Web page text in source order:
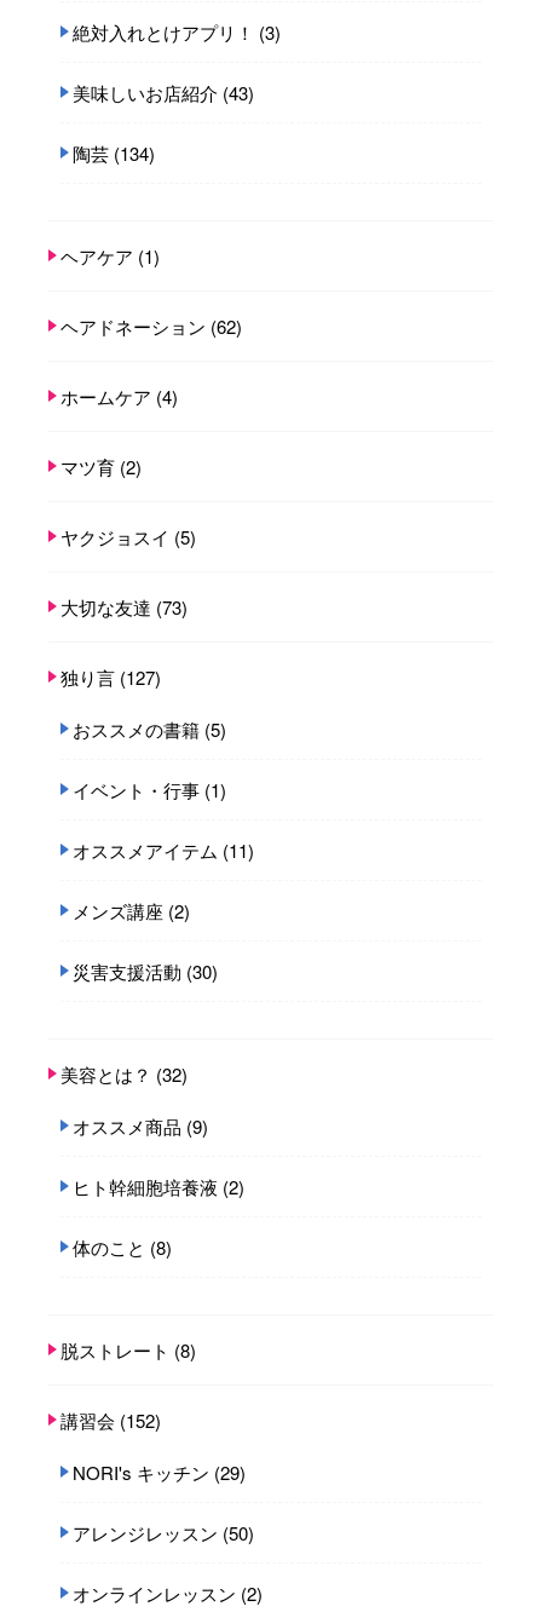
絶対入れとけアプリ！ (3)
美味しいお店紹介 (43)
陶芸 (134)
ヘアケア (1)
ヘアドネーション (62)
ホームケア (4)
マツ育 (2)
ヤクジョスイ (5)
大切な友達 (73)
独り言 (127)
おススメの書籍 (5)
イベント・行事 (1)
オススメアイテム (11)
メンズ講座 (2)
災害支援活動 (30)
美容とは？ (32)
オススメ商品 (9)
ヒト幹細胞培養液 (2)
体のこと (8)
脱ストレート (8)
講習会 (152)
NORI's キッチン (29)
アレンジレッスン (50)
オンラインレッスン (2)